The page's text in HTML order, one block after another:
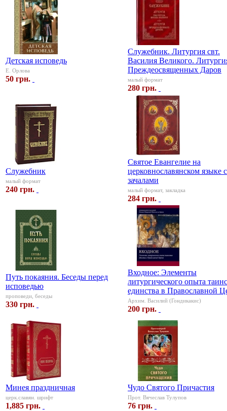
Детская исповедь
Е. Орлова
50 грн.
Служебник. Литургия свт.
Василия Великого.
Преждеосвященных Даров
малый формат
280 грн.
Служебник
малый формат
240 грн.
Святое Евангелие на
церковнославянском языке с
зачалами
малый формат, закладка
284 грн.
Путь покаяния. Беседы перед
исповедью
проповеди, беседы
330 грн.
Входное: Элементы
литургического опыта
единства в Православной
Архим. Василий (Гондикакис)
200 грн.
Минея праздничная
церк.славян. шрифт
1,885 грн.
Чудо Святого Причастия
Прот. Вячеслав Тулупов
76 грн.